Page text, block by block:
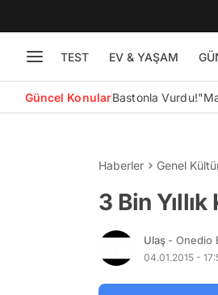
TEST EV & YAŞAM
Güncel KonularBastonla Vurdu!
Haberler Genel
3 Bin
Ulaş - Onedio
04.01.2015 -